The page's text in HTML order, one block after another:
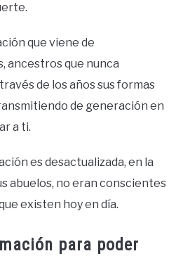
que viene de
ancestros que nunca
de los años sus formas
de generación en
a ti.
es desactualizada, en la
abuelos, no eran conscientes
existen hoy en día.
para poder